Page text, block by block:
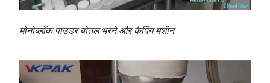
मोनोब्लॉक पाउडर बोतल भरने और कैपिंग मशीन